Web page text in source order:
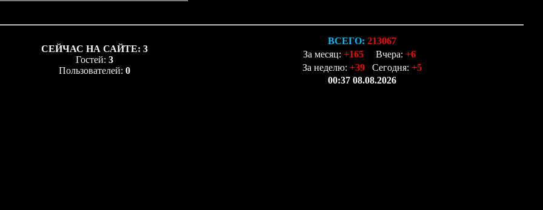
СЕЙЧАС НА САЙТЕ: 3
Гостей: 3
Пользователей: 0
ВСЕГО: 213067
За месяц: +165 Вчера: +6
За неделю: +39 Сегодня: +5
00:37 08.08.2026